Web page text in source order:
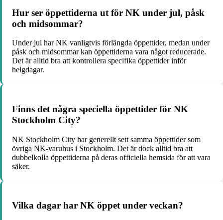
Hur ser öppettiderna ut för NK under jul, påsk
och midsommar?
Under jul har NK vanligtvis förlängda öppettider, medan under
påsk och midsommar kan öppettiderna vara något reducerade.
Det är alltid bra att kontrollera specifika öppettider inför
helgdagar.
Finns det några speciella öppettider för NK
Stockholm City?
NK Stockholm City har generellt sett samma öppettider som
övriga NK-varuhus i Stockholm. Det är dock alltid bra att
dubbelkolla öppettiderna på deras officiella hemsida för att vara
säker.
Vilka dagar har NK öppet under veckan?